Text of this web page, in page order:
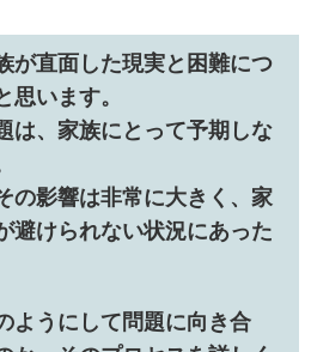
が直面した現実と困難につ
思います。
は、家族にとって予期しな
の影響は非常に大きく、家
避けられない状況にあった
ようにして問題に向き合